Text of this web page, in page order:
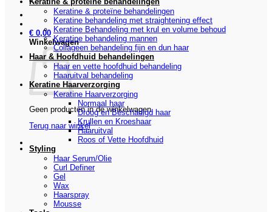
€ 0,00
Winkelwagen
Geen producten in de winkelwagen.
Terug naar winkel
Keratine & proteïne behandelingen
Keratine behandeling met straightening effect
Keratine Behandeling met krul en volume behoud
Keratine behandeling mannen
Collageen behandeling fijn en dun haar
Haar & Hoofdhuid behandelingen
Haar en vette hoofdhuid behandeling
Haaruitval behandeling
Keratine Haarverzorging
Keratine Haarverzorging
Normaal haar
Droog en Beschadigd haar
Krullen en Kroeshaar
Haaruitval
Roos of Vette Hoofdhuid
Styling
Haar Serum/Olie
Curl Definer
Gel
Wax
Haarspray
Mousse